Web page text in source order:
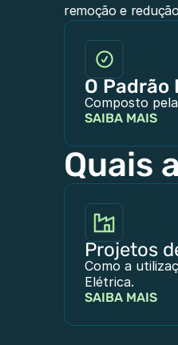
remoção e
O Padrão
Composto
SAIBA MAIS
Quais
Projetos
Como a
Elétrica.
SAIBA MAIS